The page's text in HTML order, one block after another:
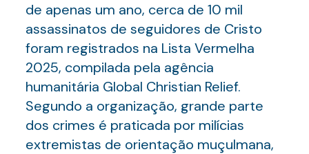
de apenas um ano, cerca de 10 mil
assassinatos de seguidores de Cristo
foram registrados na Lista Vermelha
2025, compilada pela agência
humanitária Global Christian Relief.
Segundo a organização, grande parte
dos crimes é praticada por milícias
extremistas de orientação muçulmana,